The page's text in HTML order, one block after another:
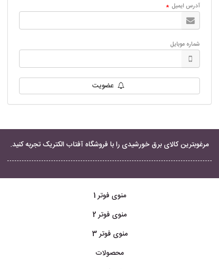
آدرس ایمیل *
شماره موبایل
عضویت
مرغوبترین کالای برق خورشیدی را با فروشگاه آفتاب الکتریک تجربه کنید.
منوی فوتر 1
منوی فوتر 2
منوی فوتر 3
محصولات